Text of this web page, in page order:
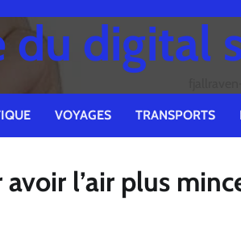
du digital
VOYAGES TRANSPORTS
l’air plus